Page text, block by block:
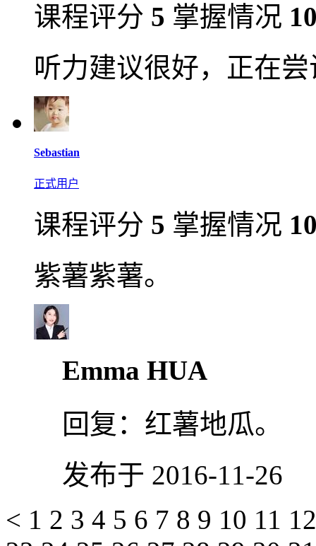
课程评分 5 掌握情况
听力建议很好，正在尝
Sebastian
正式用户
课程评分 5 掌握情况
紫薯紫薯。
Emma HUA
回复： 红薯地瓜。
发布于 2016-11-26
< 1 2 3 4 5 6 7 8 9 10 11